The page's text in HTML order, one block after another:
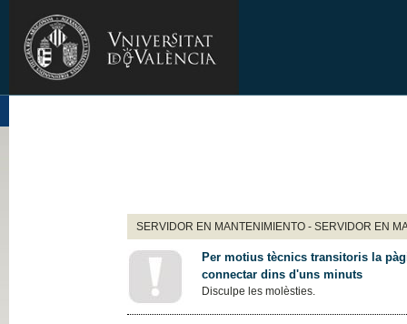
SERVIDOR EN MANTENIMIENTO - SERVIDOR EN
Per motius tècnics transitoris la
connectar dins d'uns minuts
Disculpe les molèsties.